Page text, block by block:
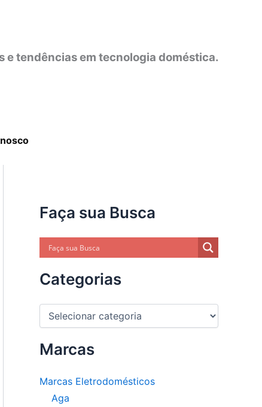
e tendências em tecnologia doméstica.
Faça sua Busca
Categorias
C
e
g
r
Marcas
Marcas Eletrodomésticos
Aga